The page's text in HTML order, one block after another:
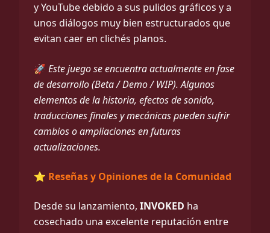
y YouTube debido a sus pulidos gráficos y a
unos diálogos muy bien estructurados que
evitan caer en clichés planos.
🚀 Este juego se encuentra actualmente en fase
de desarrollo (Beta / Demo / WIP). Algunos
elementos de la historia, efectos de sonido,
traducciones finales y mecánicas pueden sufrir
cambios o ampliaciones en futuras
actualizaciones.
⭐ Reseñas y Opiniones de la Comunidad
Desde su lanzamiento, INVOKED ha
cosechado una excelente reputación entre